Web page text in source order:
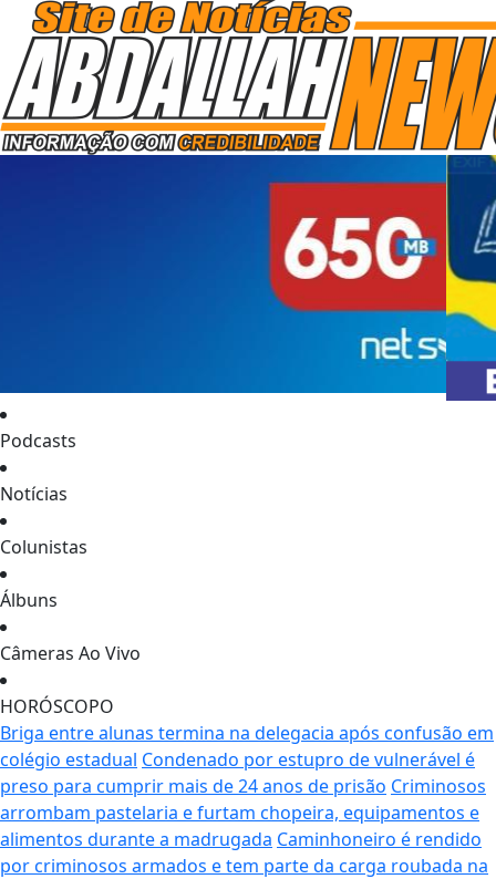
Podcasts
Notícias
Colunistas
Álbuns
Câmeras Ao Vivo
HORÓSCOPO
Briga entre alunas termina na delegacia após confusão em
colégio estadual Condenado por estupro de vulnerável é
preso para cumprir mais de 24 anos de prisão Criminosos
arrombam pastelaria e furtam chopeira, equipamentos e
alimentos durante a madrugada Caminhoneiro é rendido
por criminosos armados e tem parte da carga roubada na